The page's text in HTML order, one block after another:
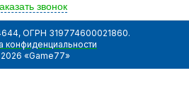
звонок
ОГРН 319774600021860.
конфиденциальности
«Game77»